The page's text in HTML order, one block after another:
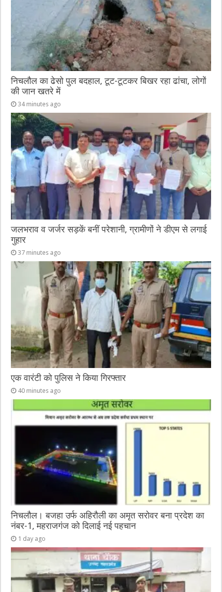
निचलौल का ढेसो पुल बदहाल, टूट-टूटकर बिखर रहा ढांचा, लोगों
की जान खतरे में
34 minutes ago
जलभराव व जर्जर सड़कें बनीं परेशानी, ग्रामीणों ने डीएम से लगाई
गुहार
37 minutes ago
एक वारंटी को पुलिस ने किया गिरफ्तार
40 minutes ago
निचलौल। बजहा उर्फ अहिरौली का अमृत सरोवर बना प्रदेश का
नंबर-1, महराजगंज को दिलाई नई पहचान
1 day ago